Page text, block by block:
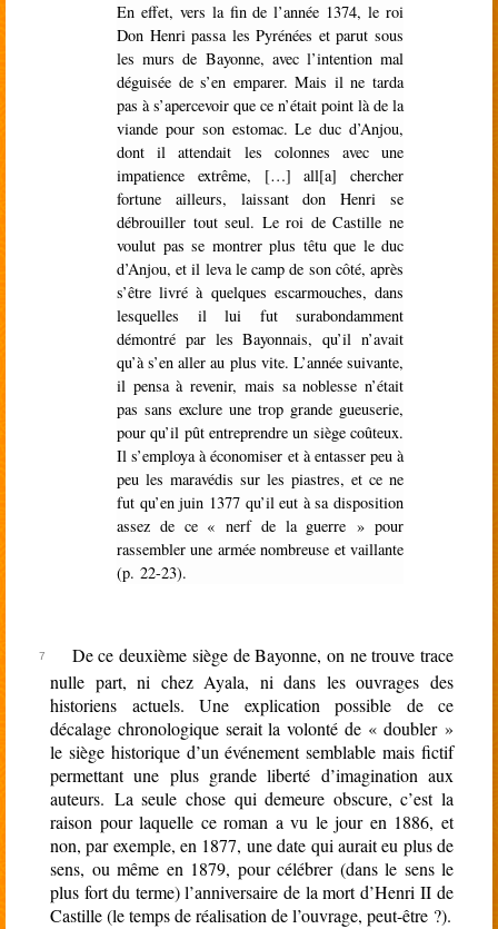
En effet, vers la fin de l’année 1374, le roi
Don Henri passa les Pyrénées et parut sous
les murs de Bayonne, avec l’intention mal
déguisée de s’en emparer. Mais il ne tarda
pas à s’apercevoir que ce n’était point là de la
viande pour son estomac. Le duc d’Anjou,
dont il attendait les colonnes avec une
impatience extrême, […] all[a] chercher
fortune ailleurs, laissant don Henri se
débrouiller tout seul. Le roi de Castille ne
voulut pas se montrer plus têtu que le duc
d’Anjou, et il leva le camp de son côté, après
s’être livré à quelques escarmouches, dans
lesquelles il lui fut surabondamment
démontré par les Bayonnais, qu’il n’avait
qu’à s’en aller au plus vite. L’année suivante,
il pensa à revenir, mais sa noblesse n’était
pas sans exclure une trop grande gueuserie,
pour qu’il pût entreprendre un siège coûteux.
Il s’employa à économiser et à entasser peu à
peu les maravédis sur les piastres, et ce ne
fut qu’en juin 1377 qu’il eut à sa disposition
assez de ce « nerf de la guerre » pour
rassembler une armée nombreuse et vaillante
(p. 22-23).
De ce deuxième siège de Bayonne, on ne trouve trace
nulle part, ni chez Ayala, ni dans les ouvrages des
historiens actuels. Une explication possible de ce
décalage chronologique serait la volonté de « doubler »
le siège historique d’un événement semblable mais fictif
permettant une plus grande liberté d’imagination aux
auteurs. La seule chose qui demeure obscure, c’est la
raison pour laquelle ce roman a vu le jour en 1886, et
non, par exemple, en 1877, une date qui aurait eu plus de
sens, ou même en 1879, pour célébrer (dans le sens le
plus fort du terme) l’anniversaire de la mort d’Henri II de
Castille (le temps de réalisation de l’ouvrage, peut-être ?).